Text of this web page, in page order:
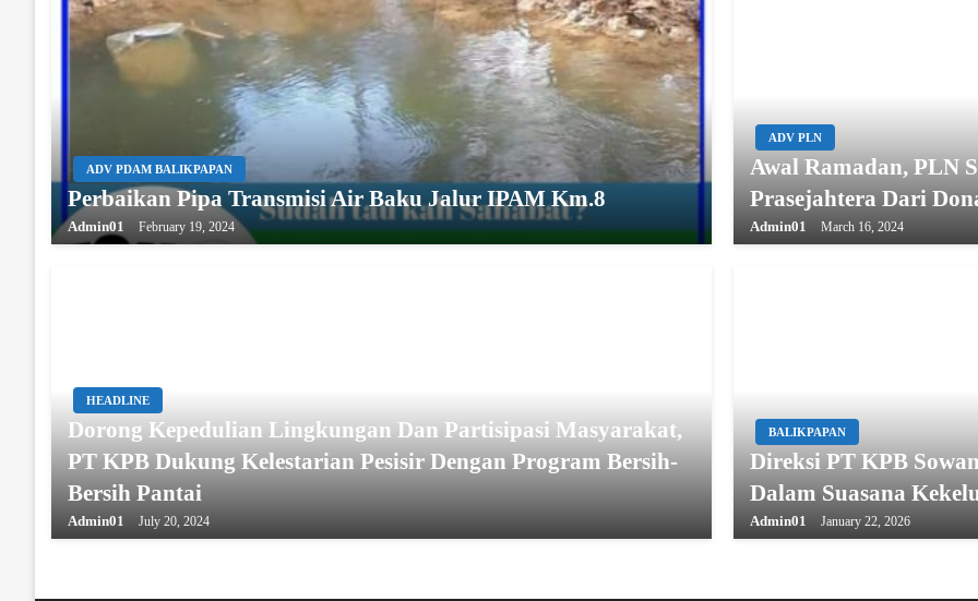
ADV PDAM BALIKPAPAN
Perbaikan Pipa Transmisi Air Baku Jalur IPAM Km.8
Admin01 February 19, 2024
ADV PLN
Awal Ramadan, PLN
Prasejahtera Dari
Admin01 March 16, 2024
HEADLINE
Dorong Kepedulian Lingkungan Dan Partisipasi Masyarakat,
PT KPB Dukung Kelestarian Pesisir Dengan Program Bersih-
Bersih Pantai
Admin01 July 20, 2024
BALIKPAPAN
Direksi PT KPB
Dalam Suasana
Admin01 January 22, 2026